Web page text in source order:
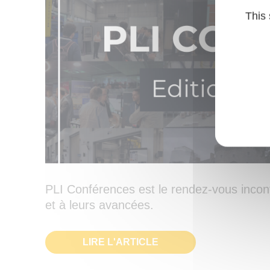
PLI Conférences est le rendez-vous
et à leurs avancées.
LIRE L'ARTICLE
This